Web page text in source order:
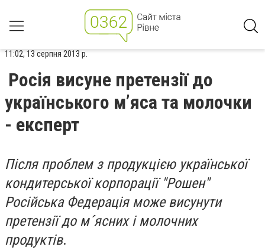
11:02, 13 серпня 2013 р.
Росія висуне претензії до
українського м’яса та молочки
- експерт
Після проблем з продукцією української
кондитерської корпорації "Рошен"
Російська Федерація може висунути
претензії до м´ясних і молочних
продуктів.